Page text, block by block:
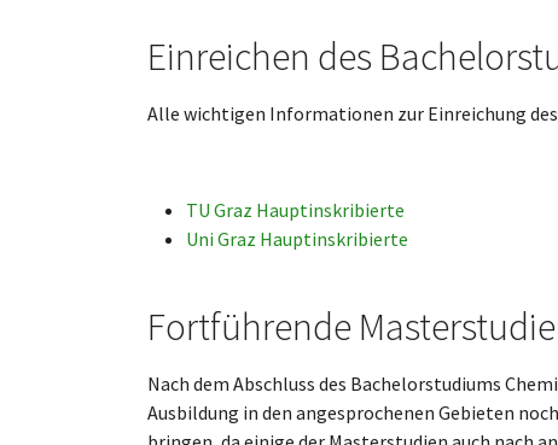
Einreichen des
Alle wichtigen Informationen zur Einreichung
TU Graz Hauptinskribierte
Uni Graz Hauptinskribierte
Fortführende
Nach dem Abschluss des Bachelorstudiums
Ausbildung in den angesprochenen Gebieten